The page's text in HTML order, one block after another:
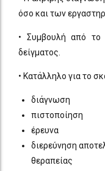
όσο και των
• Συμβουλή από το
δείγματος.
• Κατάλληλο για το
διάγνωση
πιστοποίηση
έρευνα
διερεύνηση
θεραπείας